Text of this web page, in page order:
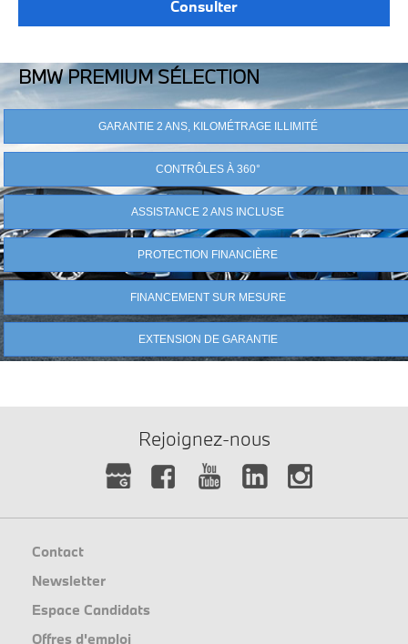
BMW PREMIUM SÉLECTION
GARANTIE 2 ANS, KILOMÉTRAGE ILLIMITÉ
CONTRÔLES À 360°
ASSISTANCE 2 ANS INCLUSE
PROTECTION FINANCIÈRE
FINANCEMENT SUR MESURE
EXTENSION DE GARANTIE
Rejoignez-nous
Contact
Newsletter
Espace Candidats
Offres d'emploi